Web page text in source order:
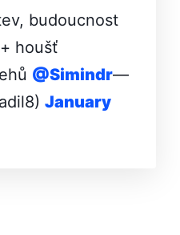
budoucnost
houšť
@Simindr—
January